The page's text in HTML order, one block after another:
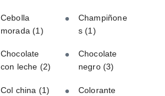
Cebolla
morada(1)
Champiñone
s(1)
Chocolate
con leche (2)
Chocolate
negro(3)
Col china (1)
Colorante